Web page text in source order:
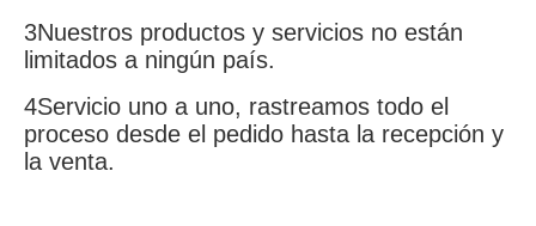
3Nuestros productos y servicios no están
limitados a ningún país.
4Servicio uno a uno, rastreamos todo el
proceso desde el pedido hasta la recepción y
la venta.